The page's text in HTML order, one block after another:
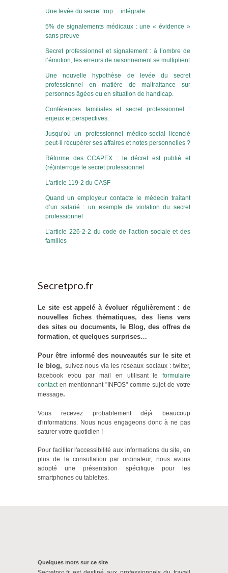
Une levée du secret trop …intégrale
5% de signalements médicaux : une « évidence »
sans preuve
Secret professionnel et signalement : à l’ombre de
l’émotion, les erreurs de raisonnement se multiplient
Une nouvelle hypothèse de levée du secret
professionnel en matière de maltraitance sur
personnes âgées ou en situation de handicap.
Conférences familiales et secret professionnel :
enjeux et perspectives.
Jusqu’où un professionnel médico-social licencié
peut-il récupérer ses affaires et notes personnelles ?
Réforme des CCAPEX : le décret est publié et
(ré)interroge le secret professionnel
L'article 119-2 du CASF
Quand un employeur contacte le médecin traitant
d’un salarié : un exemple de violation du secret
professionnel
L’article 226-2-2 du code de l'action sociale et des
familles
Secretpro.fr
Le site est appelé à évoluer régulièrement : de
nouvelles fiches thématiques, des liens vers
des sites ou documents, le Blog, des offres de
formation, et quelques surprises…
Pour être informé des nouveautés sur le site et
le blog, suivez-nous via les réseaux sociaux : twitter,
facebook et/ou par mail en utilisant le formulaire
contact en mentionnant "INFOS" comme sujet de votre
message.
Vous recevez probablement déjà beaucoup
d'informations. Nous nous engageons donc à ne pas
saturer votre quotidien !
Pour faciliter l'accessibilité aux informations du site, en
plus de la consultation par ordinateur, nous avons
adopté une présentation spécifique pour les
smartphones ou tablettes.
Quelques mots sur ce site